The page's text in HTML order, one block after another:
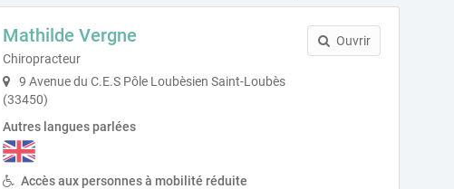
Mathilde Vergne
Chiropracteur
9 Avenue du C.E.S Pôle Loubèsien Saint-Loubès
(33450)
Autres langues parlées
Accès aux personnes à mobilité réduite
Ouvrir